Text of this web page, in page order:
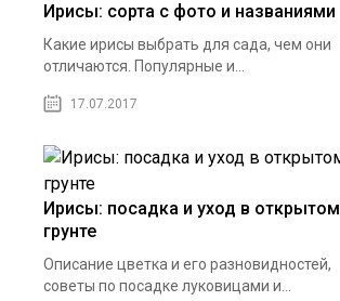
Ирисы: сорта с фото и названиями
Какие ирисы выбрать для сада, чем они
отличаются. Популярные и...
17.07.2017
Ирисы: посадка и уход в открытом
грунте
Описание цветка и его разновидностей,
советы по посадке луковицами и...